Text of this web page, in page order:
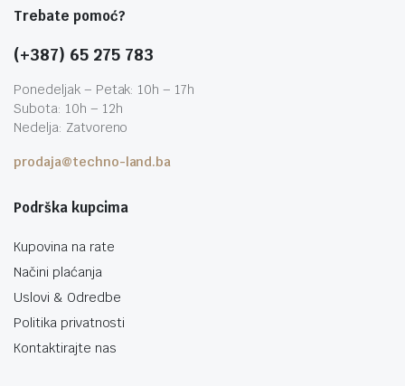
Trebate pomoć?
(+387) 65 275 783
Ponedeljak – Petak: 10h – 17h
Subota: 10h – 12h
Nedelja: Zatvoreno
prodaja@techno-land.ba
Podrška kupcima
Kupovina na rate
Načini plaćanja
Uslovi & Odredbe
Politika privatnosti
Kontaktirajte nas